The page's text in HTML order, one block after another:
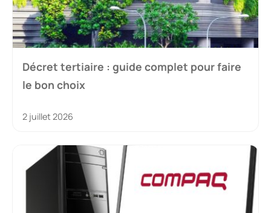
Décret tertiaire : guide complet pour faire
le bon choix
2 juillet 2026